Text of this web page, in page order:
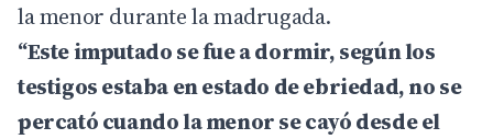
la menor durante la madrugada.
“Este imputado se fue a dormir, según los
testigos estaba en estado de ebriedad, no se
percató cuando la menor se cayó desde el